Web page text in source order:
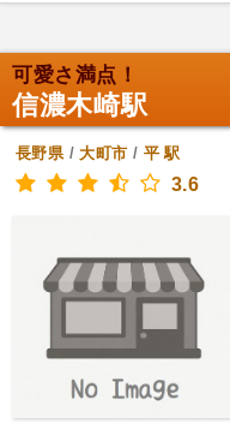
可愛さ満点！
信濃木崎駅
長野県/大町市 / 平 駅
3.6